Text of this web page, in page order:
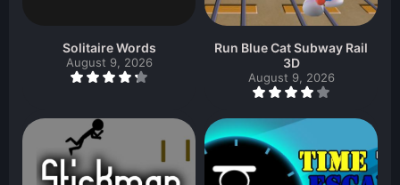
Solitaire Words
August 9, 2026
Run Blue Cat Subway Rail
3D
August 9, 2026